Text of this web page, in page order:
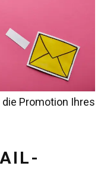
Promotion Ihres